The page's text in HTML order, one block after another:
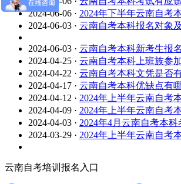
2024-06-06 · 2024年下半年云南自考
2024-06-03 · 云南自考本科报名对象
2024-06-03 · 云南自考本科新考生报
2024-04-25 · 云南自考本科上班族参
2024-04-22 · 云南自考本科文凭是否
2024-04-17 · 云南自考本科优缺点有
2024-04-12 · 2024年上半年云南自考
2024-04-09 · 2024年上半年云南自考
2024-04-03 · 2024年4月云南自考本
2024-03-29 · 2024年上半年云南自考
云南自考培训报名入口